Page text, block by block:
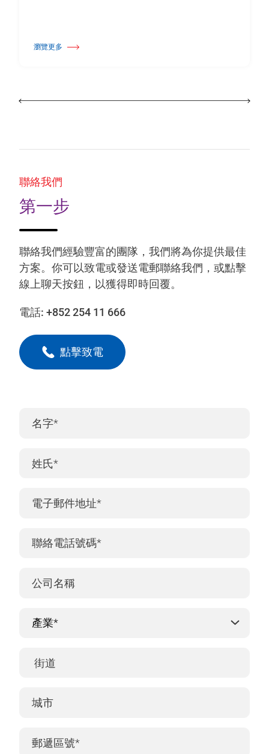
瀏覽更多
關於 Harlequin Floors 宣布領導層交接
聯絡我們
第一步
聯絡我們經驗豐富的團隊，我們將為你提供最佳
方案。你可以致電或發送電郵聯絡我們，或點擊
線上聊天按鈕，以獲得即時回覆。
電話: +852 254 11 666
點擊致電